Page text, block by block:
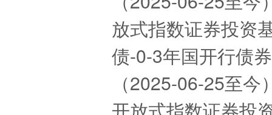
放式指数证券投资
债-0-3年国开行债
（2025-06-25至
开放式指数证券投